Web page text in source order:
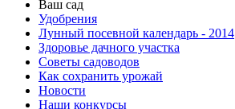
Ваш сад
Удобрения
Лунный посевной календарь - 2014
Здоровье дачного участка
Советы садоводов
Как сохранить урожай
Новости
Наши конкурсы